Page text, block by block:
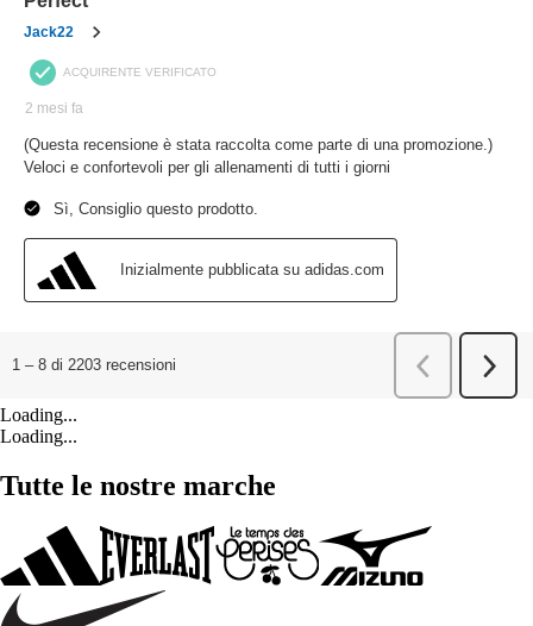
Loading...
Loading...
Tutte le nostre marche